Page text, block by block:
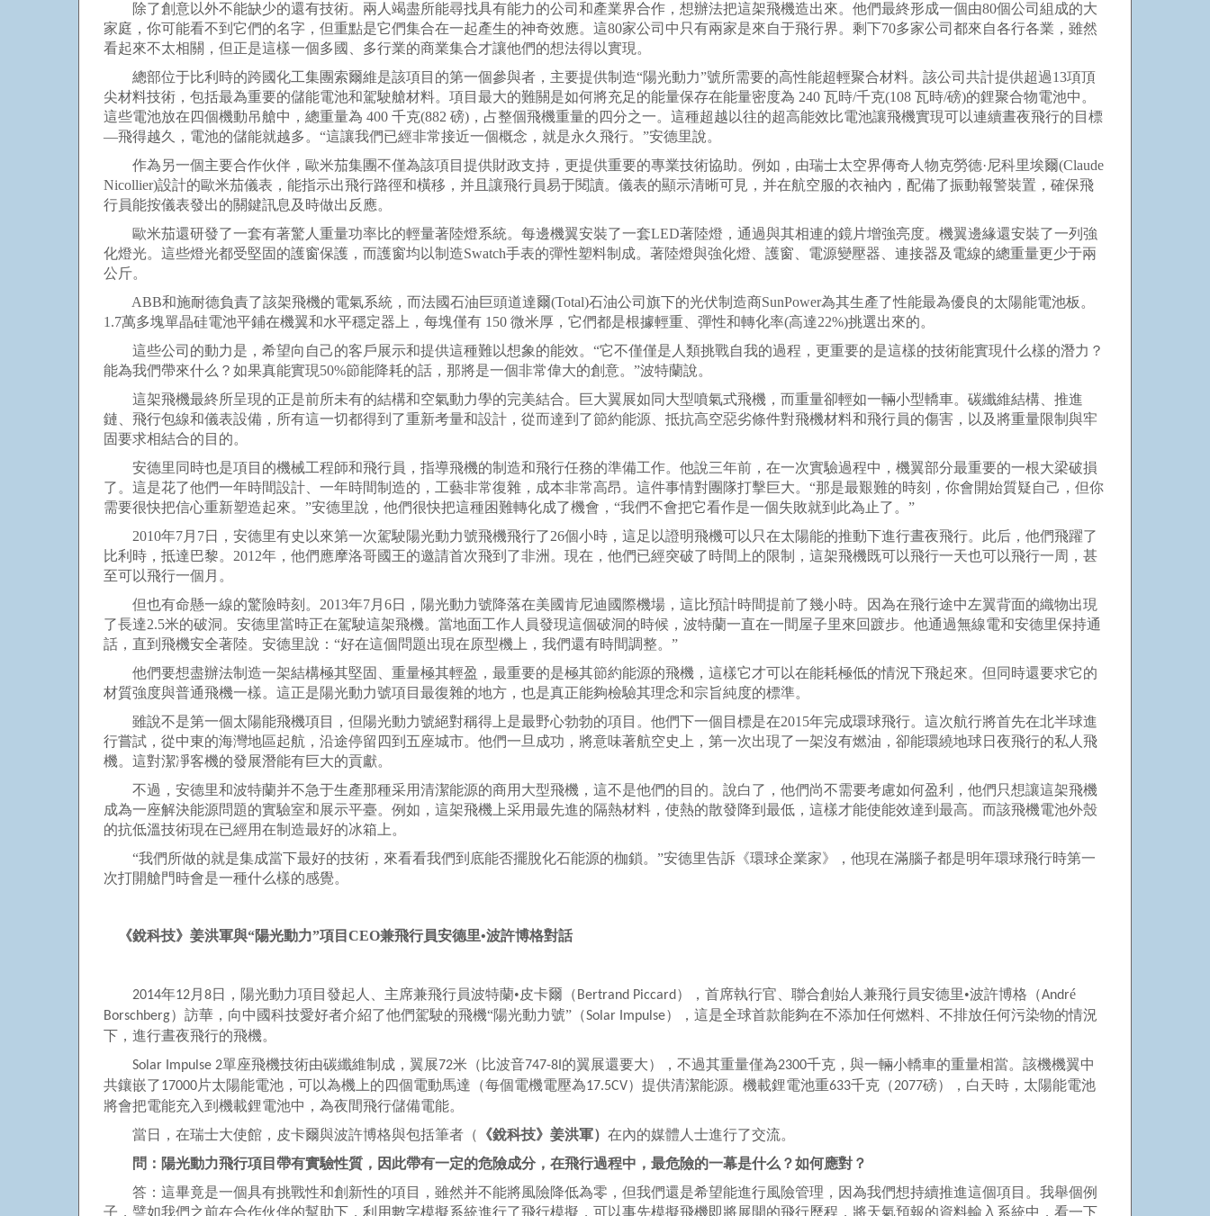
除了創意以外不能缺少的還有技術。兩人竭盡所能尋找具有能力的公司和產業界合作，想辦法把這架飛機造出來。他們最終形成一個由80個公司組成的大
家庭，你可能看不到它們的名字，但重點是它們集合在一起產生的神奇效應。這80家公司中只有兩家是來自于飛行界。剩下70多家公司都來自各行各業，雖然
看起來不太相關，但正是這樣一個多國、多行業的商業集合才讓他們的想法得以實現。
總部位于比利時的跨國化工集團索爾維是該項目的第一個參與者，主要提供制造“陽光動力”號所需要的高性能超輕聚合材料。該公司共計提供超過13項頂
尖材料技術，包括最為重要的儲能電池和駕駛艙材料。項目最大的難關是如何將充足的能量保存在能量密度為 240 瓦時/千克(108 瓦時/磅)的鋰聚合物電池中。
這些電池放在四個機動吊艙中，總重量為 400 千克(882 磅)，占整個飛機重量的四分之一。這種超越以往的超高能效比電池讓飛機實現可以連續晝夜飛行的目標
—飛得越久，電池的儲能就越多。“這讓我們已經非常接近一個概念，就是永久飛行。”安德里說。
作為另一個主要合作伙伴，歐米茄集團不僅為該項目提供財政支持，更提供重要的專業技術協助。例如，由瑞士太空界傳奇人物克勞德·尼科里埃爾(Claude
Nicollier)設計的歐米茄儀表，能指示出飛行路徑和橫移，并且讓飛行員易于閱讀。儀表的顯示清晰可見，并在航空服的衣袖內，配備了振動報警裝置，確保飛
行員能按儀表發出的關鍵訊息及時做出反應。
歐米茄還研發了一套有著驚人重量功率比的輕量著陸燈系統。每邊機翼安裝了一套LED著陸燈，通過與其相連的鏡片增強亮度。機翼邊緣還安裝了一列強
化燈光。這些燈光都受堅固的護窗保護，而護窗均以制造Swatch手表的彈性塑料制成。著陸燈與強化燈、護窗、電源變壓器、連接器及電線的總重量更少于兩
公斤。
ABB和施耐德負責了該架飛機的電氣系統，而法國石油巨頭道達爾(Total)石油公司旗下的光伏制造商SunPower為其生產了性能最為優良的太陽能電池板。
1.7萬多塊單晶硅電池平鋪在機翼和水平穩定器上，每塊僅有 150 微米厚，它們都是根據輕重、彈性和轉化率(高達22%)挑選出來的。
這些公司的動力是，希望向自己的客戶展示和提供這種難以想象的能效。“它不僅僅是人類挑戰自我的過程，更重要的是這樣的技術能實現什么樣的潛力？
能為我們帶來什么？如果真能實現50%節能降耗的話，那將是一個非常偉大的創意。”波特蘭說。
這架飛機最終所呈現的正是前所未有的結構和空氣動力學的完美結合。巨大翼展如同大型噴氣式飛機，而重量卻輕如一輛小型轎車。碳纖維結構、推進
鏈、飛行包線和儀表設備，所有這一切都得到了重新考量和設計，從而達到了節約能源、抵抗高空惡劣條件對飛機材料和飛行員的傷害，以及將重量限制與牢
固要求相結合的目的。
安德里同時也是項目的機械工程師和飛行員，指導飛機的制造和飛行任務的準備工作。他說三年前，在一次實驗過程中，機翼部分最重要的一根大梁破損
了。這是花了他們一年時間設計、一年時間制造的，工藝非常復雜，成本非常高昂。這件事情對團隊打擊巨大。“那是最艱難的時刻，你會開始質疑自己，但你
需要很快把信心重新塑造起來。”安德里說，他們很快把這種困難轉化成了機會，“我們不會把它看作是一個失敗就到此為止了。”
2010年7月7日，安德里有史以來第一次駕駛陽光動力號飛機飛行了26個小時，這足以證明飛機可以只在太陽能的推動下進行晝夜飛行。此后，他們飛躍了
比利時，抵達巴黎。2012年，他們應摩洛哥國王的邀請首次飛到了非洲。現在，他們已經突破了時間上的限制，這架飛機既可以飛行一天也可以飛行一周，甚
至可以飛行一個月。
但也有命懸一線的驚險時刻。2013年7月6日，陽光動力號降落在美國肯尼迪國際機場，這比預計時間提前了幾小時。因為在飛行途中左翼背面的織物出現
了長達2.5米的破洞。安德里當時正在駕駛這架飛機。當地面工作人員發現這個破洞的時候，波特蘭一直在一間屋子里來回踱步。他通過無線電和安德里保持通
話，直到飛機安全著陸。安德里說：“好在這個問題出現在原型機上，我們還有時間調整。”
他們要想盡辦法制造一架結構極其堅固、重量極其輕盈，最重要的是極其節約能源的飛機，這樣它才可以在能耗極低的情況下飛起來。但同時還要求它的
材質強度與普通飛機一樣。這正是陽光動力號項目最復雜的地方，也是真正能夠檢驗其理念和宗旨純度的標準。
雖說不是第一個太陽能飛機項目，但陽光動力號絕對稱得上是最野心勃勃的項目。他們下一個目標是在2015年完成環球飛行。這次航行將首先在北半球進
行嘗試，從中東的海灣地區起航，沿途停留四到五座城市。他們一旦成功，將意味著航空史上，第一次出現了一架沒有燃油，卻能環繞地球日夜飛行的私人飛
機。這對潔凈客機的發展潛能有巨大的貢獻。
不過，安德里和波特蘭并不急于生產那種采用清潔能源的商用大型飛機，這不是他們的目的。說白了，他們尚不需要考慮如何盈利，他們只想讓這架飛機
成為一座解決能源問題的實驗室和展示平臺。例如，這架飛機上采用最先進的隔熱材料，使熱的散發降到最低，這樣才能使能效達到最高。而該飛機電池外殼
的抗低溫技術現在已經用在制造最好的冰箱上。
“我們所做的就是集成當下最好的技術，來看看我們到底能否擺脫化石能源的枷鎖。”安德里告訴《環球企業家》，他現在滿腦子都是明年環球飛行時第一
次打開艙門時會是一種什么樣的感覺。
《銳科技》姜洪軍與“陽光動力”項目 CEO兼飛行員安德里•波許博格對話
2014年12月 8日，陽光動力項目發起人、主席兼飛行員波特蘭•皮卡爾（ Bertrand Piccard ），首席執行官、聯合創始人兼飛行員安德里•波許博格（André
Borschberg）訪華，向中國科技愛好者介紹了他們駕駛的飛機“陽光動力號”（Solar Impulse），這是全球首款能夠在不添加任何燃料、不排放任何污染物的情況
下，進行晝夜飛行的飛機。
Solar Impulse 2單座飛機技術由碳纖維制成，翼展72米（比波音747-8I 的翼展還要大），不過其重量僅為2300千克，與一輛小轎車的重量相當。該機機翼中
共鑲嵌了17000片太陽能電池，可以為機上的四個電動馬達（每個電機電壓為17.5CV）提供清潔能源。機載鋰電池重633千克（2077磅），白天時，太陽能電池
將會把電能充入到機載鋰電池中，為夜間飛行儲備電能。
當日，在瑞士大使館，皮卡爾與波許博格與包括筆者（
《銳科技》姜洪軍） 在內的媒體人士進行了交流。
問：陽光動力飛行項目帶有實驗性質，因此帶有一定的危險成分，在飛行過程中，最危險的一幕是什么？如何應對？
答：這畢竟是一個具有挑戰性和創新性的項目，雖然并不能將風險降低為零，但我們還是希望能進行風險管理，因為我們想持續推進這個項目。我舉個例
子，譬如我們之前在合作伙伴的幫助下，利用數字模擬系統進行了飛行模擬，可以事先模擬飛機即將展開的飛行歷程，將天氣預報的資料輸入系統中，看一下